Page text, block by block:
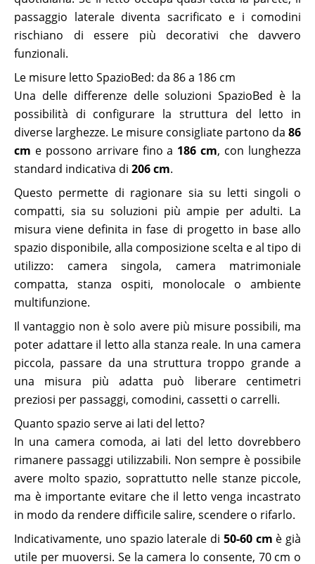
passaggio laterale diventa sacrificato e i comodini
rischiano di essere più decorativi che davvero
funzionali.
Le misure letto SpazioBed: da 86 a 186 cm
Una delle differenze delle soluzioni SpazioBed è la
possibilità di configurare la struttura del letto in
diverse larghezze. Le misure consigliate partono da 86
cm e possono arrivare fino a 186 cm, con lunghezza
standard indicativa di 206 cm.
Questo permette di ragionare sia su letti singoli o
compatti, sia su soluzioni più ampie per adulti. La
misura viene definita in fase di progetto in base allo
spazio disponibile, alla composizione scelta e al tipo di
utilizzo: camera singola, camera matrimoniale
compatta, stanza ospiti, monolocale o ambiente
multifunzione.
Il vantaggio non è solo avere più misure possibili, ma
poter adattare il letto alla stanza reale. In una camera
piccola, passare da una struttura troppo grande a
una misura più adatta può liberare centimetri
preziosi per passaggi, comodini, cassetti o carrelli.
Quanto spazio serve ai lati del letto?
In una camera comoda, ai lati del letto dovrebbero
rimanere passaggi utilizzabili. Non sempre è possibile
avere molto spazio, soprattutto nelle stanze piccole,
ma è importante evitare che il letto venga incastrato
in modo da rendere difficile salire, scendere o rifarlo.
Indicativamente, uno spazio laterale di 50-60 cm è già
utile per muoversi. Se la camera lo consente, 70 cm o